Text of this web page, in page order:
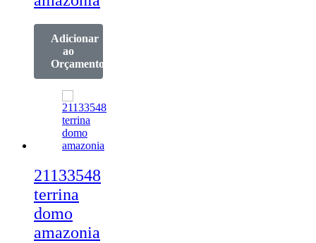
Adicionar
ao
Orçamento
21133548
terrina
domo
amazonia